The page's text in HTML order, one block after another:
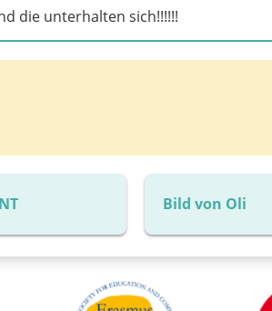
die unterhalten sich!!!!!!
Bild von Oli